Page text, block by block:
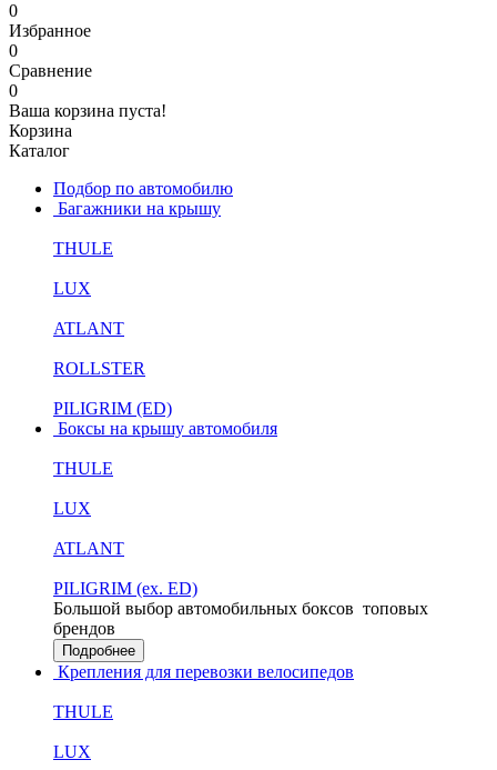
0
Избранное
0
Сравнение
0
Ваша корзина пуста!
Корзина
Каталог
Подбор по автомобилю
Багажники на крышу
THULE
LUX
ATLANT
ROLLSTER
PILIGRIM (ED)
Боксы на крышу автомобиля
THULE
LUX
ATLANT
PILIGRIM (ex. ED)
Большой выбор автомобильных боксов топовых
брендов
Подробнее
Крепления для перевозки велосипедов
THULE
LUX